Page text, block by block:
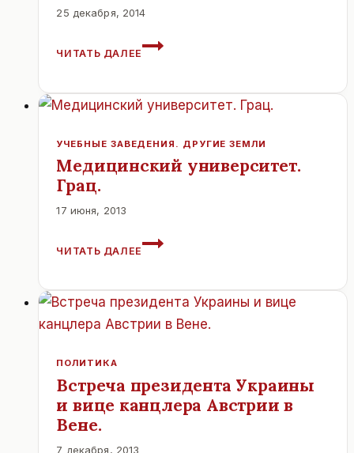
25 декабря, 2014
ЧИТАТЬ ДАЛЕЕ
ЗЕЛЕНОЕ
АВСТРИИ
УЧЕБНЫЕ ЗАВЕДЕНИЯ. ДРУГИЕ ЗЕМЛИ
Медицинский университет.
Грац.
17 июня, 2013
ЧИТАТЬ ДАЛЕЕ
МЕДИЦИНСКИЙ
ПОЛИТИКА
Встреча президента Украины
и вице канцлера Австрии в
Вене.
7 декабря, 2013